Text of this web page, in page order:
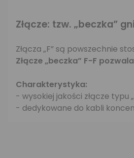
Złącze: tzw. „beczka”
Złącza „F” są powszechnie
Złącze „beczka” F-F
Charakterystyka:
- wysokiej jakości złącze typu
- dedykowane do kabli